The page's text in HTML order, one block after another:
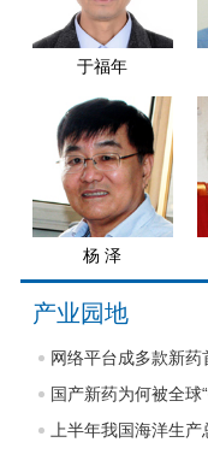
于福年
杨 泽
产业园地
网络平台成多款新药
国产新药为何被全球
上半年我国海洋生